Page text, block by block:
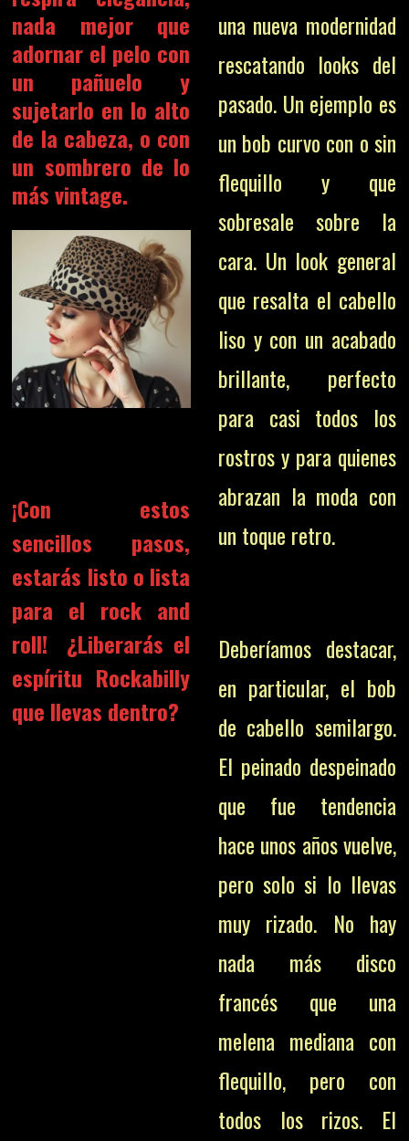
nada mejor que
adornar el pelo con
un pañuelo y
sujetarlo en lo alto
de la cabeza, o con
un sombrero de lo
más vintage.
¡Con estos
sencillos pasos,
estarás listo o lista
para el rock and
roll! ¿Liberarás el
espíritu Rockabilly
que llevas dentro?
una nueva modernidad
rescatando looks del
pasado. Un ejemplo es
un bob curvo con o sin
flequillo y que
sobresale sobre la
cara. Un look general
que resalta el cabello
liso y con un acabado
brillante, perfecto
para casi todos los
rostros y para quienes
abrazan la moda con
un toque retro.
Deberíamos destacar,
en particular, el bob
de cabello semilargo.
El peinado despeinado
que fue tendencia
hace unos años vuelve,
pero solo si lo llevas
muy rizado. No hay
nada más disco
francés que una
melena mediana con
flequillo, pero con
todos los rizos. El